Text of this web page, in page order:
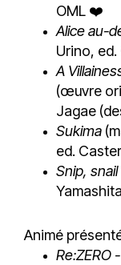
OML ❤️
Alice au-
Urino, ed.
A
(œuvre
Jagae
Sukima
ed.
Snip, snail
Animé
Re:ZERO